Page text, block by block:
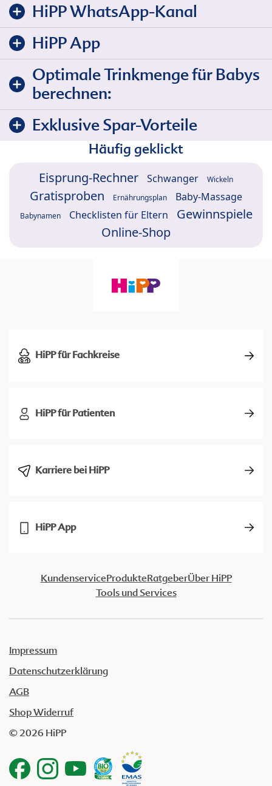
HiPP WhatsApp-Kanal
HiPP App
Optimale Trinkmenge für Babys
berechnen:
Exklusive Spar-Vorteile
Häufig geklickt
Eisprung-Rechner Schwanger Wickeln
Gratisproben Ernährungsplan Baby-Massage
Babynamen Checklisten für Eltern
Gewinnspiele
Online-Shop
HiPP für Fachkreise
HiPP für Patienten
Karriere bei HiPP
HiPP App
KundenserviceProdukteRatgeberÜber HiPP
Tools und Services
Impressum
Datenschutzerklärung
AGB
Shop Widerruf
© 2026 HiPP